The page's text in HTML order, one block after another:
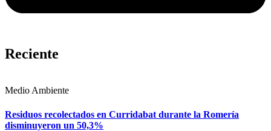
Reciente
Medio Ambiente
Residuos recolectados en Curridabat durante la Romería
disminuyeron un 50,3%